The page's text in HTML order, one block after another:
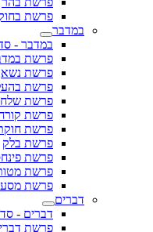
פרשת
במדבר
במדבר -
פרשת
פרשת נשא
פרשת
פרשת
פרשת
פרשת
פרשת בלק
פרשת
פרשת
פרשת
דברים
דברים -
פרשת